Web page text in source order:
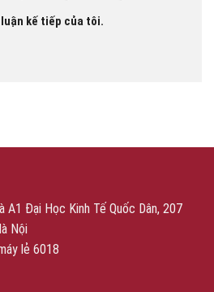
kế tiếp của tôi.
A1 Đại Học Kinh Tế Quốc Dân, 207
Nội
lẻ 6018